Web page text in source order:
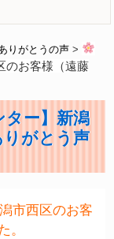
りがとうの声 >
のお客様（遠藤
ター】新潟
りがとう声
市西区のお客
。